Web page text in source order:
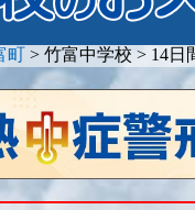
町 > 竹富中学校 > 14日